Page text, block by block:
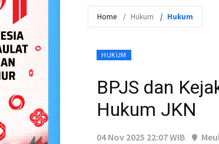
Home Hukum Hukum
HUKUM
BPJS dan
Hukum JKN
04 Nov 2025 22:07 WIB